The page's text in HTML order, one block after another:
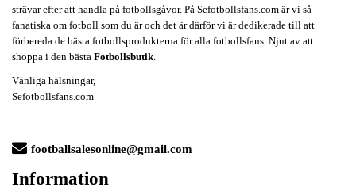
strävar efter att handla på fotbollsgåvor. På Sefotbollsfans.com är vi så
fanatiska om fotboll som du är och det är därför vi är dedikerade till att
förbereda de bästa fotbollsprodukterna för alla fotbollsfans. Njut av att
shoppa i den bästa Fotbollsbutik
Vänliga hälsningar,
Sefotbollsfans.com
footballsalesonline@gmail.com
Information